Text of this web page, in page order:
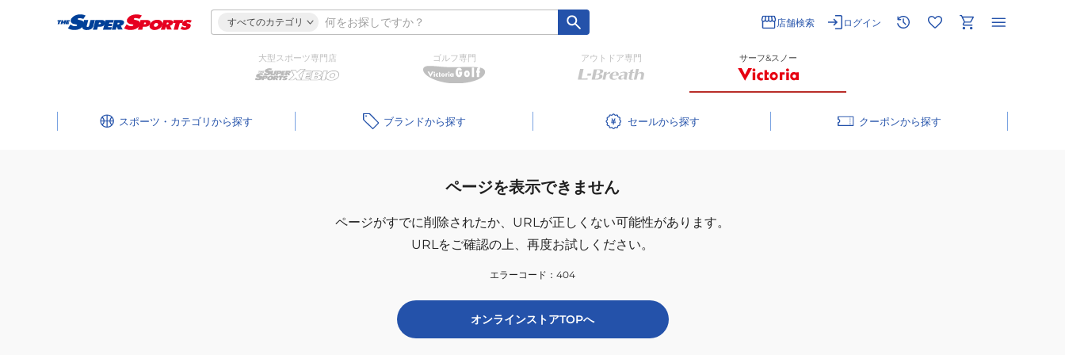
すべてのカテゴリ 店舗検索 ログイン
大型スポーツ専門店 ゴルフ専門 アウトドア専門 サーフ&スノー
スポーツ・カテゴリ ブランド セール クーポン
ページを表示できません
ページがすでに削除されたか、 URLが正しくない可能性があります。
URLをご確認の上、再度お試しください。
エラーコード： 404
オンラインストアTOPへ